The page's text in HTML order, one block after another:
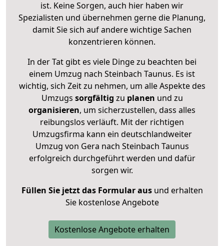
ist. Keine Sorgen, auch hier haben wir
Spezialisten und übernehmen gerne die Planung,
damit Sie sich auf andere wichtige Sachen
konzentrieren können.
In der Tat gibt es viele Dinge zu beachten bei
einem Umzug nach Steinbach Taunus. Es ist
wichtig, sich Zeit zu nehmen, um alle Aspekte des
Umzugs sorgfältig zu planen und zu
organisieren, um sicherzustellen, dass alles
reibungslos verläuft. Mit der richtigen
Umzugsfirma kann ein deutschlandweiter
Umzug von Gera nach Steinbach Taunus
erfolgreich durchgeführt werden und dafür
sorgen wir.
Füllen Sie jetzt das Formular ausund erhalten
Sie kostenlose Angebote
Kostenlose Angebote erhalten